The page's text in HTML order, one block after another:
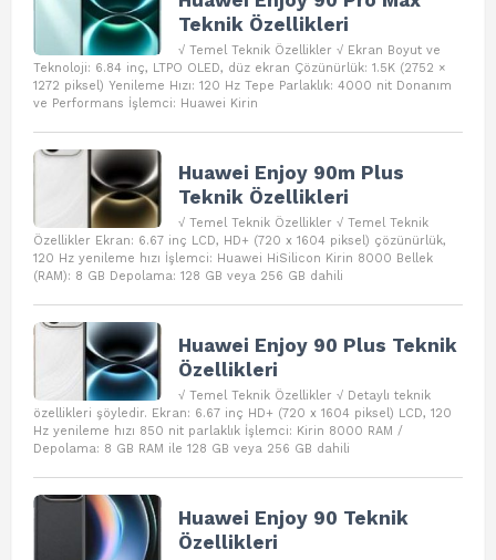
Teknik Özellikleri
√ Temel Teknik Özellikler √ Ekran Boyut ve
Teknoloji: 6.84 inç, LTPO OLED, düz ekran Çözünürlük: 1.5K (2752 ×
1272 piksel) Yenileme Hızı: 120 Hz Tepe Parlaklık: 4000 nit Donanım
ve Performans İşlemci: Huawei Kirin
Huawei Enjoy 90m Plus
Teknik Özellikleri
√ Temel Teknik Özellikler √ Temel Teknik
Özellikler Ekran: 6.67 inç LCD, HD+ (720 x 1604 piksel) çözünürlük,
120 Hz yenileme hızı İşlemci: Huawei HiSilicon Kirin 8000 Bellek
(RAM): 8 GB Depolama: 128 GB veya 256 GB dahili
Huawei Enjoy 90 Plus Teknik
Özellikleri
√ Temel Teknik Özellikler √ Detaylı teknik
özellikleri şöyledir. Ekran: 6.67 inç HD+ (720 x 1604 piksel) LCD, 120
Hz yenileme hızı 850 nit parlaklık İşlemci: Kirin 8000 RAM /
Depolama: 8 GB RAM ile 128 GB veya 256 GB dahili
Huawei Enjoy 90 Teknik
Özellikleri